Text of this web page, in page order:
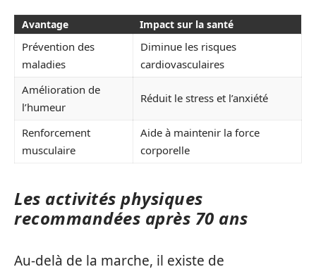
Avantage Impact sur la santé
Prévention des
maladies
Diminue les risques
cardiovasculaires
Amélioration de
l’humeur
Réduit le stress et l’anxiété
Renforcement
musculaire
Aide à maintenir la force
corporelle
Les activités physiques
recommandées après 70 ans
Au-delà de la marche, il existe de